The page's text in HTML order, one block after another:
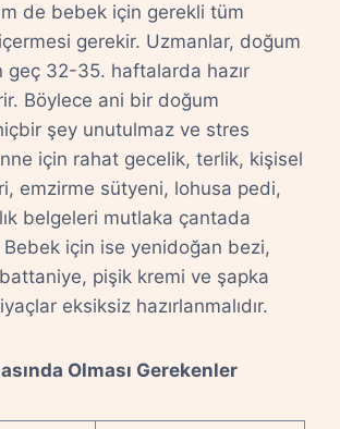
de bebek için gerekli tüm
gerekir. Uzmanlar, doğum
geç 32-35. haftalarda hazır
Böylece ani bir doğum
şey unutulmaz ve stres
için rahat gecelik, terlik, kişisel
emzirme sütyeni, lohusa pedi,
belgeleri mutlaka çantada
Bebek için ise yenidoğan bezi,
battaniye, pişik kremi ve şapka
eksiksiz hazırlanmalıdır.
Olması Gerekenler